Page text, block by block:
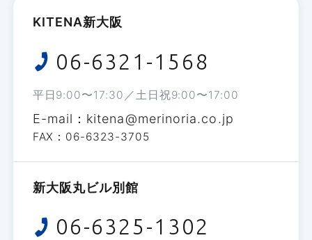
KITENA新大阪
06-6321-1568
平日 9:00〜17:30 ／土日祝9:00〜17:00
E-mail：kitena@merinoria.co.jp
FAX：06-6323-3705
新大阪丸ビル別館
06-6325-1302